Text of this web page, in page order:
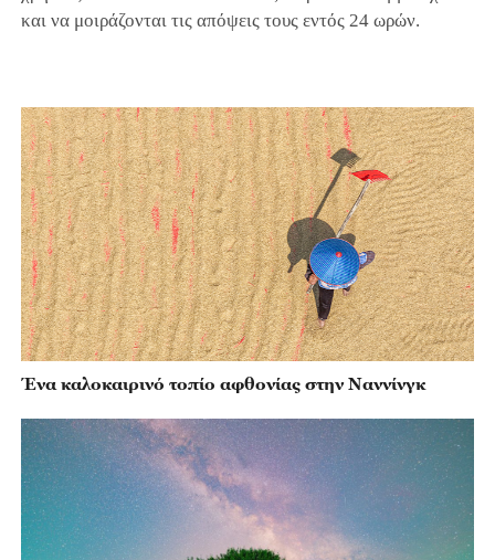
και να μοιράζονται τις απόψεις τους εντός 24 ωρών.
Ένα καλοκαιρινό τοπίο αφθονίας στην Ναννίνγκ